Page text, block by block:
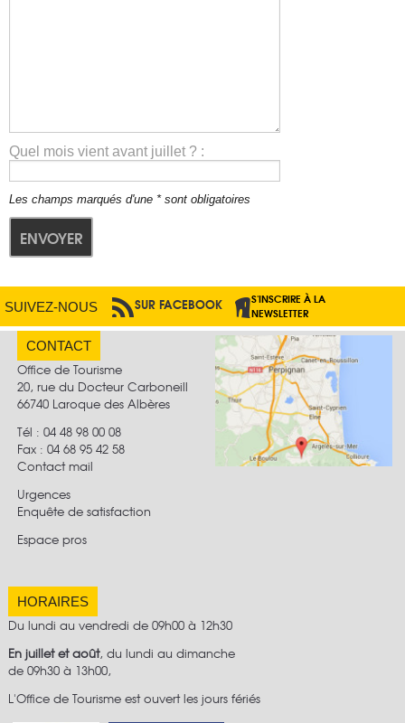
Quel mois vient avant juillet ? :
Les champs marqués d'une * sont obligatoires
SUIVEZ-NOUS SUR FACEBOOK
PAR RSS
S'INSCRIRE À LA
NEWSLETTER
CONTACT
Office de Tourisme
20, rue du Docteur Carboneill
66740 Laroque des Albères
Tél : 04 48 98 00 08
Fax : 04 68 95 42 58
Contact mail
Urgences
Enquête de satisfaction
Espace pros
HORAIRES
Du lundi au vendredi de 09h00 à 12h30
En juillet et août, du lundi au dimanche
de 09h30 à 13h00,
L'Office de Tourisme est ouvert les jours fériés